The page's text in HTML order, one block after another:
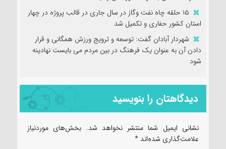
۱۵ حلقه چاه نفت وگاز در سال جاری در قالب پروژه در چهار
استان کشور حفاری و تکمیل شد
شهردار آبادان گفت: توسعه و ترویج ورزش همگانی و قرار
دادن آن به عنوان یک فرهنگ در بین مردم می بایست نهادینه
شود
دیدگاهتان را بنویسید
نشانی ایمیل شما منتشر نخواهد شد. بخش‌های موردنیاز
علامت‌گذاری شده‌اند *